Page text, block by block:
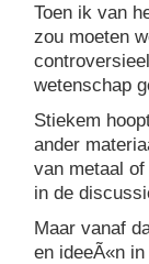
Toen ik van
zou moeten
wetenschap
Stiekem
ander
van metaal
in de
Maar vanaf
en ideeÃ«n